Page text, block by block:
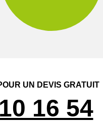
UN DEVIS GRATUIT
16 54